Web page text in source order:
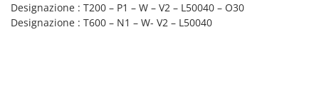
Designazione : T200 – P1 – W – V2 – L50040 – O30
Designazione : T600 – N1 – W- V2 – L50040